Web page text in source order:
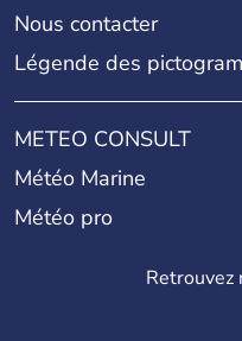
Nous contacter
Légende des
METEO CONSULT
Météo Marine
Météo pro
Retrouvez